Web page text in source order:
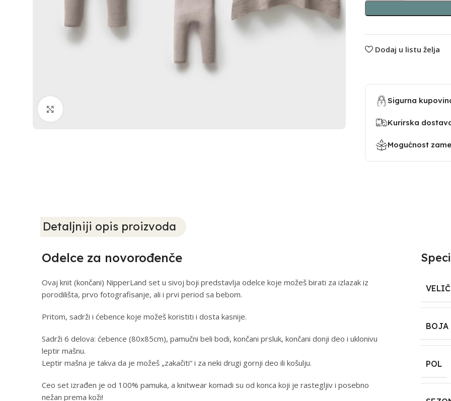
Dodaj u listu želja
Sigurna
Kurirska
Mogućnost
Detaljniji opis proizvoda
Odelce za novorođenče
Ovaj knit (končani) NipperLand set u sivoj boji predstavlja odelce koje možeš birati za izlazak iz
porodilišta, prvo fotografisanje, ali i prvi period sa bebom.
Pritom, sadrži i ćebence koje možeš koristiti i dosta kasnije.
Sadrži 6 delova: ćebence (80x85cm), pamučni beli bodi, končani prsluk, končani donji deo i uklonivu
leptir mašnu.
Leptir mašna je takva da je možeš „zakačiti“ i za neki drugi gornji deo ili košulju.
Ceo set izrađen je od 100% pamuka, a knitwear komadi su od konca koji je rastegljiv i posebno
nežan prema koži!
BOJA
POL